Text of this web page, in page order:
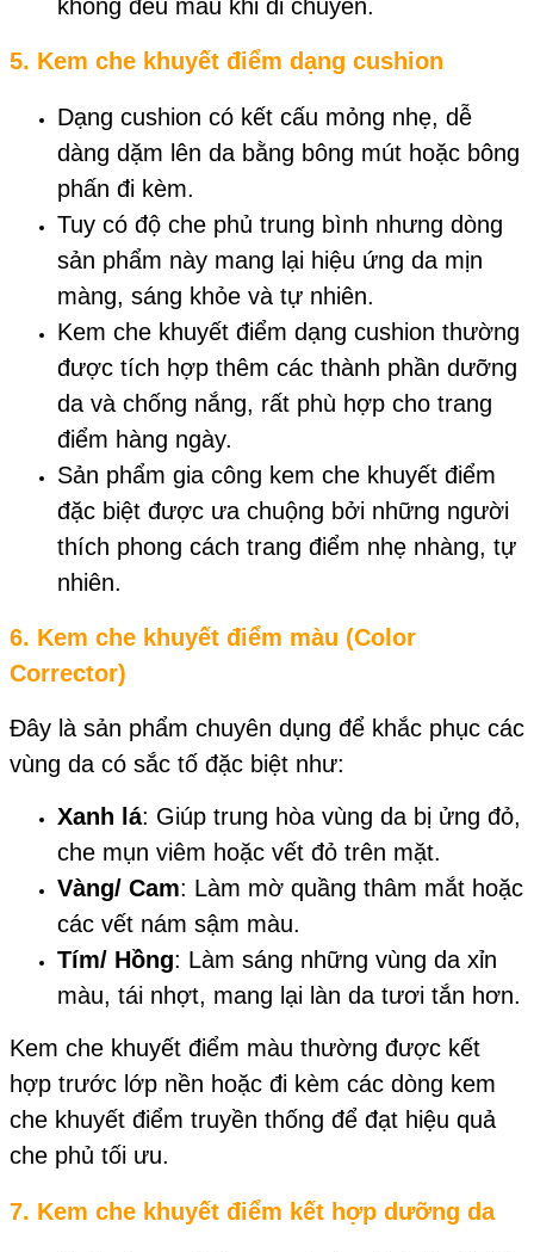
không đều màu khi di chuyển.
5. Kem che khuyết điểm dạng cushion
Dạng cushion có kết cấu mỏng nhẹ, dễ
dàng dặm lên da bằng bông mút hoặc bông
phấn đi kèm.
Tuy có độ che phủ trung bình nhưng dòng
sản phẩm này mang lại hiệu ứng da mịn
màng, sáng khỏe và tự nhiên.
Kem che khuyết điểm dạng cushion thường
được tích hợp thêm các thành phần dưỡng
da và chống nắng, rất phù hợp cho trang
điểm hàng ngày.
Sản phẩm gia công kem che khuyết điểm
đặc biệt được ưa chuộng bởi những người
thích phong cách trang điểm nhẹ nhàng, tự
nhiên.
6. Kem che khuyết điểm màu (Color
Corrector)
Đây là sản phẩm chuyên dụng để khắc phục các
vùng da có sắc tố đặc biệt như:
Xanh lá: Giúp trung hòa vùng da bị ửng đỏ,
che mụn viêm hoặc vết đỏ trên mặt.
Vàng/ Cam: Làm mờ quầng thâm mắt hoặc
các vết nám sậm màu.
Tím/ Hồng: Làm sáng những vùng da xỉn
màu, tái nhợt, mang lại làn da tươi tắn hơn.
Kem che khuyết điểm màu thường được kết
hợp trước lớp nền hoặc đi kèm các dòng kem
che khuyết điểm truyền thống để đạt hiệu quả
che phủ tối ưu.
7. Kem che khuyết điểm kết hợp dưỡng da